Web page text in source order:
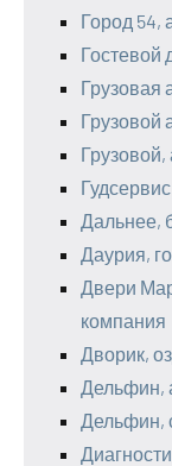
Город 54,
Гостевой
Грузовая
Грузовой
Гудсервис
Дальнее,
Даурия,
Двери
компания
Дворик,
Дельфин,
Дельфин,